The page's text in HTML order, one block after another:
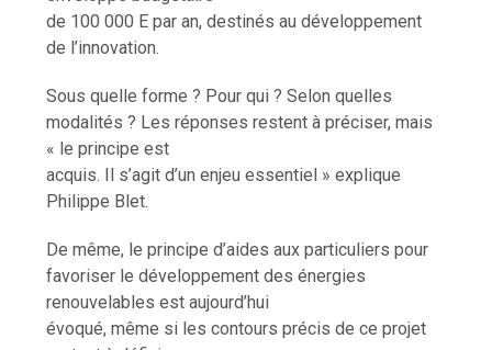
de 100 000 E par an, destinés au développement
de l’innovation.
Sous quelle forme ? Pour qui ? Selon quelles
modalités ? Les réponses restent à préciser, mais
« le principe est
acquis. Il s’agit d’un enjeu essentiel » explique
Philippe Blet.
De même, le principe d’aides aux particuliers pour
favoriser le développement des énergies
renouvelables est aujourd’hui
évoqué, même si les contours précis de ce projet